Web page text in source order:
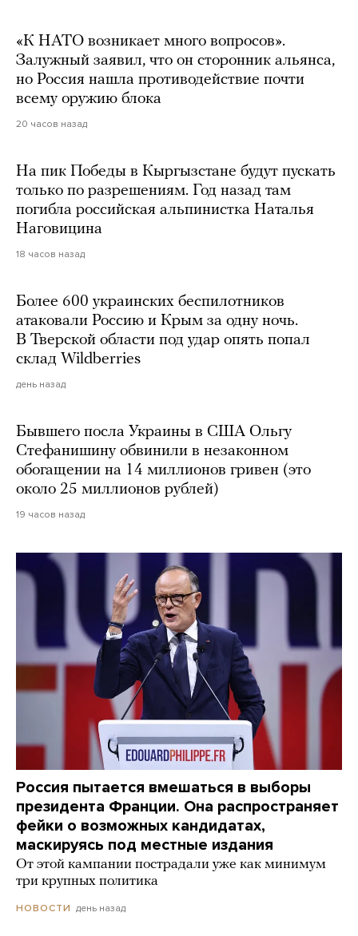
«К НАТО возникает много вопросов».
Залужный заявил, что он сторонник альянса,
но Россия нашла противодействие почти
всему оружию блока
20 часов назад
На пик Победы в Кыргызстане будут пускать
только по разрешениям. Год назад там
погибла российская альпинистка Наталья
Наговицина
18 часов назад
Более 600 украинских беспилотников
атаковали Россию и Крым за одну ночь.
В Тверской области под удар опять попал
склад Wildberries
день назад
Бывшего посла Украины в США Ольгу
Стефанишину обвинили в незаконном
обогащении на 14 миллионов гривен (это
около 25 миллионов рублей)
19 часов назад
Россия пытается вмешаться в выборы
президента Франции. Она распространяет
фейки о возможных кандидатах,
маскируясь под местные издания
От этой кампании пострадали уже как минимум
три крупных политика
НОВОСТИ день назад